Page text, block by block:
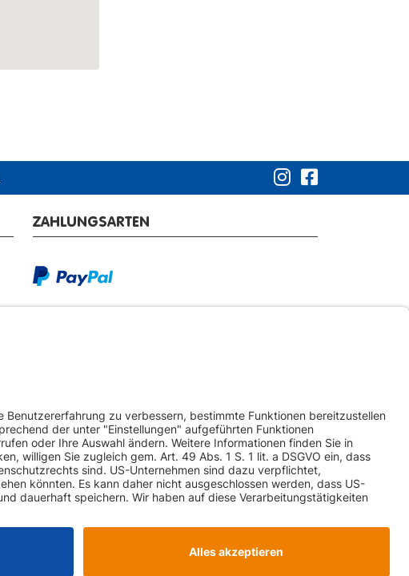
ZAHLUNGSARTEN
Paketversand Spedition